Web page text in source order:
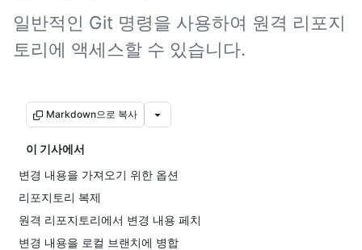
일반적인 Git 명령을 사용하여 원격 리포지
토리에 액세스할 수 있습니다.
Markdown으로 복사
이 기사에서
변경 내용을 가져오기 위한 옵션
리포지토리 복제
원격 리포지토리에서 변경 내용 페치
변경 내용을 로컬 브랜치에 병합